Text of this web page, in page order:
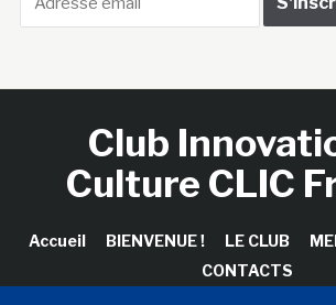
Club
Culture CLIC
Accueil BIENVENUE ! LE CLUB
CONTACTS